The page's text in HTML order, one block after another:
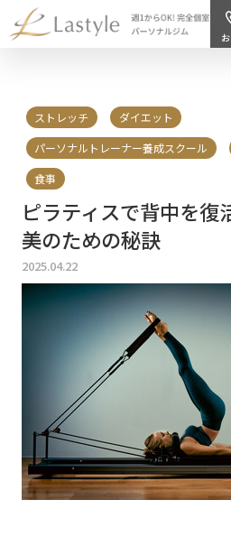
ストレッチ
ダイエット
パーソナルトレーナー養成スクール
食事
ピラティスで背中を復
美のための秘訣
2025.04.22